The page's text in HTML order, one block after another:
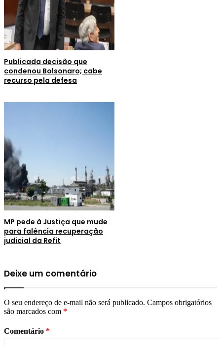
Publicada decisão que
condenou Bolsonaro; cabe
recurso pela defesa
MP pede à Justiça que mude
para falência recuperação
judicial da Refit
Deixe um comentário
O seu endereço de e-mail não será publicado. Campos obrigatórios
são marcados com *
Comentário *